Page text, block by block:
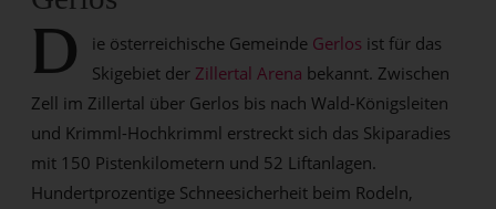
D ie österreichische Gemeinde Gerlos ist für das
Skigebiet der Zillertal Arena bekannt. Zwischen
Zell im Zillertal über Gerlos bis nach Wald-Königsleiten
und Krimml-Hochkrimml erstreckt sich das Skiparadies
mit 150 Pistenkilometern und 52 Liftanlagen.
Hundertprozentige Schneesicherheit beim Rodeln,